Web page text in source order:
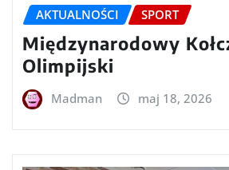
AKTUALNOŚCI SPORT
Międzynarodowy
Olimpijski
Madman maj 18, 2026